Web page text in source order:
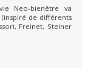
Neo-bienêtre va
de différents
Freinet, Steiner